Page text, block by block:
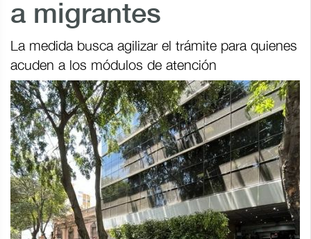
a migrantes
La medida busca agilizar el trámite para quienes
acuden a los módulos de atención